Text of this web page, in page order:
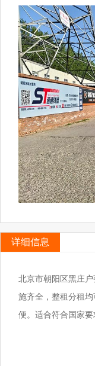
详细信息
北京市朝阳区黑庄
施齐全，整租分租
便。适合符合